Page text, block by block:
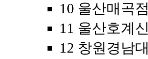
10 울산매곡점
11 울산호계
12 창원경남